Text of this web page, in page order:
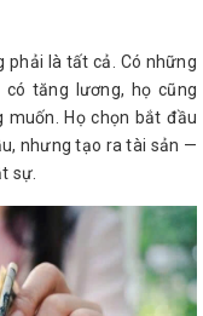
phải là tất cả. Có những
tăng lương, họ cũng
Họ chọn bắt đầu
nhưng tạo ra tài sản —
sự.